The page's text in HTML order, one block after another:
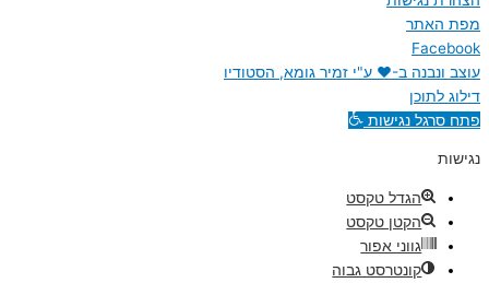
מפת האתר
Facebook
עוצב ונבנה ב-♥︎ ע"י זמיר גומא, הסטודיו
דילוג לתוכן
פתח סרגל נגישות
נגישות
הגדל טקסט
הקטן טקסט
גווני אפור
קונטרסט גבוה